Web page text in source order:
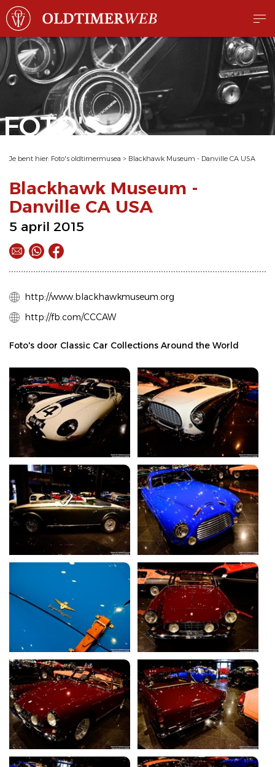
FOTO'S
Je bent hier: Foto's oldtimermusea > Blackhawk Museum - Danville CA USA
Blackhawk Museum -
Danville CA USA
5 april 2015
http://www.blackhawkmuseum.org
http://fb.com/CCCAW
Foto's door Classic Car Collections Around the World